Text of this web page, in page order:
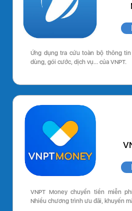
Ứng dụng tra cứu toàn bộ thông
dùng, gói cước, dịch vụ… của VNPT.
VNPT Money chuyển tiền miễn
Nhiều chương trình ưu đãi, khuyến